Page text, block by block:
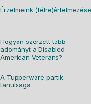
Érzelmeink (félre)értelmezése
Hogyan szerzett több
adományt a Disabled
American Veterans?
A Tupperware partik
tanulsága